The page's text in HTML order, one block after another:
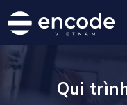
Qui